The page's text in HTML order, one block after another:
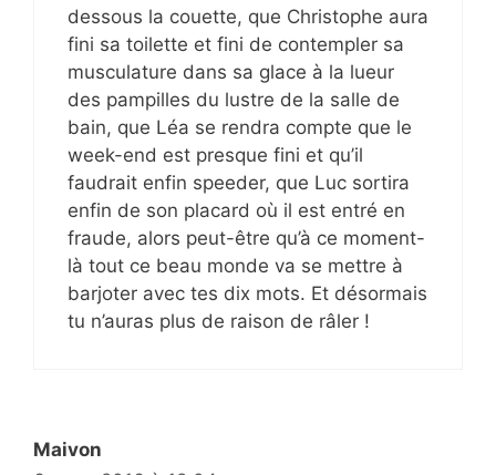
dessous la couette, que Christophe aura
fini sa toilette et fini de contempler sa
musculature dans sa glace à la lueur
des pampilles du lustre de la salle de
bain, que Léa se rendra compte que le
week-end est presque fini et qu’il
faudrait enfin speeder, que Luc sortira
enfin de son placard où il est entré en
fraude, alors peut-être qu’à ce moment-
là tout ce beau monde va se mettre à
barjoter avec tes dix mots. Et désormais
tu n’auras plus de raison de râler !
Maivon